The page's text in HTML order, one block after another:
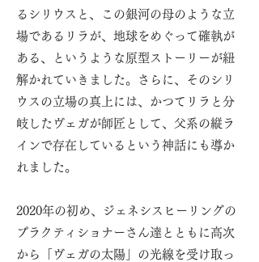
るシリウスと、この銀河の母のような立
場であるリラが、地球をめぐって確執が
ある、というような原型ストーリーが紐
解かれていきました。さらに、そのシリ
ウスの立場の真上には、かつてリラと分
岐したヴェガが師匠として、父系の縦ラ
インで存在しているという神話にも導か
れました。
2020年の初め、ジェネシスヒーリングの
プラクティショナーさん達とともに高次
から「ヴェガの太陽」の光線を受け取っ